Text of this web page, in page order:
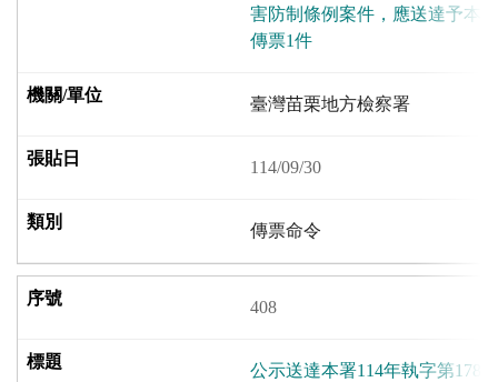
害防制條例案件，應送達予本
傳票1件
臺灣苗栗地方檢察署
114/09/30
傳票命令
408
公示送達本署114年執字第